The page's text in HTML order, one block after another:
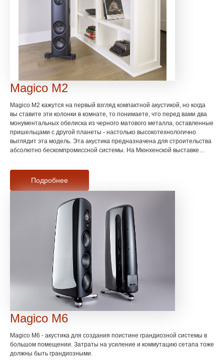
Magico M2
Magico M2 кажутся на первый взгляд компактной акустикой, но когда
вы ставите эти колонки в комнате, то понимаете, что перед вами два
монументальных обелиска из черного матового металла, оставленные
пришельцами с другой планеты - настолько высокотехнологично
выглядит эта модель. Эта акустика предназначена для строительства
абсолютно бескомпромиссной системы. На Мюнхенской выставке
Подробнее
Magico M6
Magico M6 - акустика для создания поистине грандиозной системы в
большом помещении. Затраты на усиление и коммутацию сетапа тоже
должны быть грандиозными.